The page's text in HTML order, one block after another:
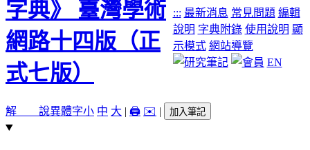
::: 最新消息 常見問題 編輯
說明 字典附錄 使用說明 顯
示模式 網站導覽
EN
解 說異體字小 中 大 | 🖨️ ✉️ | 加入筆記